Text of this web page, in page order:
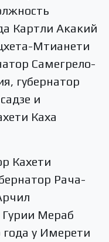
Картли Акакий
Мтианети
Самегрело-
губернатор
и
Каха
Кахети
Рача-
Мераб
года у Имерети